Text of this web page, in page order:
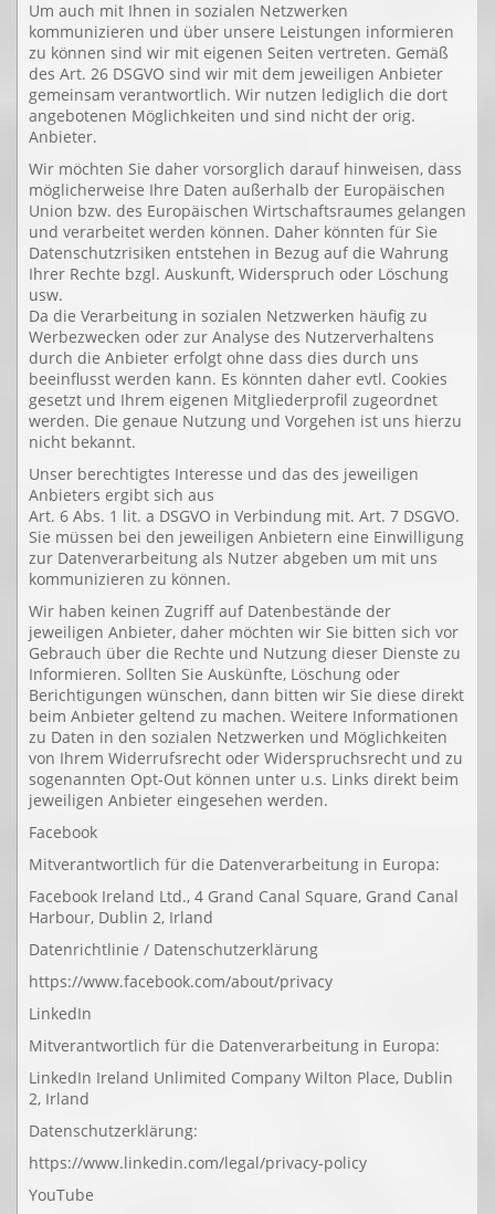
Um auch mit Ihnen in sozialen Netzwerken
kommunizieren und über unsere Leistungen informieren
zu können sind wir mit eigenen Seiten vertreten. Gemäß
des Art. 26 DSGVO sind wir mit dem jeweiligen Anbieter
gemeinsam verantwortlich. Wir nutzen lediglich die dort
angebotenen Möglichkeiten und sind nicht der orig.
Anbieter.
Wir möchten Sie daher vorsorglich darauf hinweisen, dass
möglicherweise Ihre Daten außerhalb der Europäischen
Union bzw. des Europäischen Wirtschaftsraumes gelangen
und verarbeitet werden können. Daher könnten für Sie
Datenschutzrisiken entstehen in Bezug auf die Wahrung
Ihrer Rechte bzgl. Auskunft, Widerspruch oder Löschung
usw.
Da die Verarbeitung in sozialen Netzwerken häufig zu
Werbezwecken oder zur Analyse des Nutzerverhaltens
durch die Anbieter erfolgt ohne dass dies durch uns
beeinflusst werden kann. Es könnten daher evtl. Cookies
gesetzt und Ihrem eigenen Mitgliederprofil zugeordnet
werden. Die genaue Nutzung und Vorgehen ist uns hierzu
nicht bekannt.
Unser berechtigtes Interesse und das des jeweiligen
Anbieters ergibt sich aus
Art. 6 Abs. 1 lit. a DSGVO in Verbindung mit. Art. 7 DSGVO.
Sie müssen bei den jeweiligen Anbietern eine Einwilligung
zur Datenverarbeitung als Nutzer abgeben um mit uns
kommunizieren zu können.
Wir haben keinen Zugriff auf Datenbestände der
jeweiligen Anbieter, daher möchten wir Sie bitten sich vor
Gebrauch über die Rechte und Nutzung dieser Dienste zu
Informieren. Sollten Sie Auskünfte, Löschung oder
Berichtigungen wünschen, dann bitten wir Sie diese direkt
beim Anbieter geltend zu machen. Weitere Informationen
zu Daten in den sozialen Netzwerken und Möglichkeiten
von Ihrem Widerrufsrecht oder Widerspruchsrecht und zu
sogenannten Opt-Out können unter u.s. Links direkt beim
jeweiligen Anbieter eingesehen werden.
Facebook
Mitverantwortlich für die Datenverarbeitung in Europa:
Facebook Ireland Ltd., 4 Grand Canal Square, Grand Canal
Harbour, Dublin 2, Irland
Datenrichtlinie / Datenschutzerklärung
https://www.facebook.com/about/privacy
LinkedIn
Mitverantwortlich für die Datenverarbeitung in Europa:
LinkedIn Ireland Unlimited Company Wilton Place, Dublin
2, Irland
Datenschutzerklärung:
https://www.linkedin.com/legal/privacy-policy
YouTube